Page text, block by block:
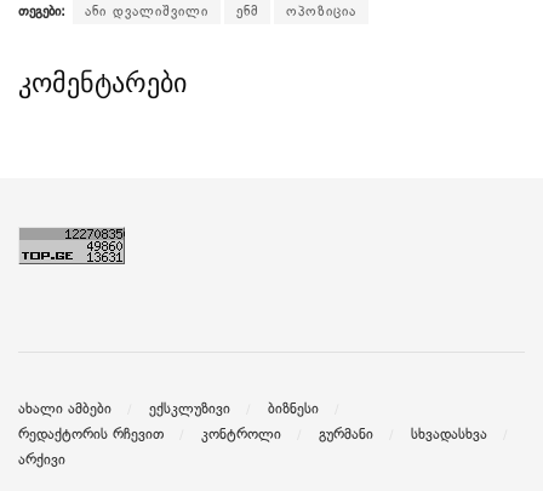
თეგები: ანი დვალიშვილი ენმ ოპოზიცია
კომენტარები
ახალი ამბები ექსკლუზივი
ბიზნესი
რედაქტორის რჩევით
კონტროლი გურმანი
სხვადასხვა
არქივი